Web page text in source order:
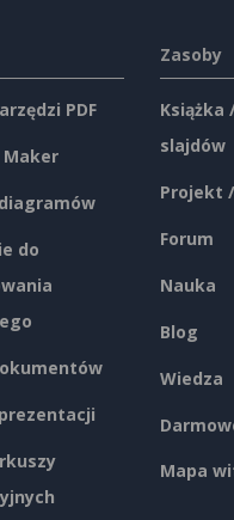
PDF
Maker
do
Zasoby
Książka
slajdów
Projekt
Forum
Nauka
Blog
Wiedza
Mapa